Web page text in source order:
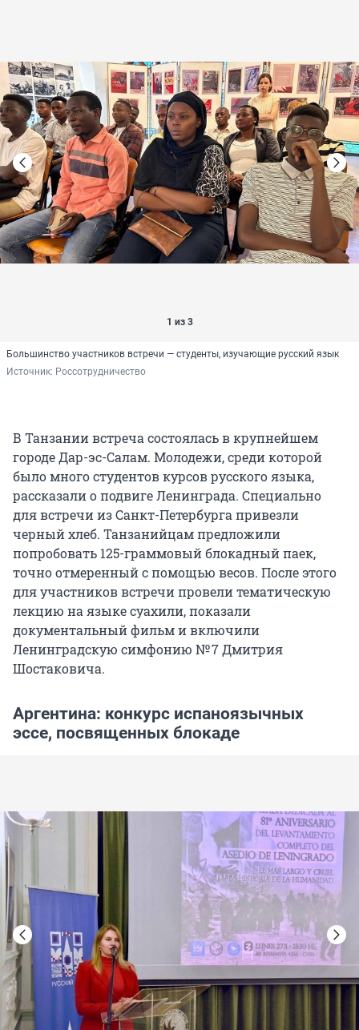
1 из 3
Большинство участников встречи — студенты, изучающие русский язык
Источник: Россотрудничество
В Танзании встреча состоялась в крупнейшем
городе Дар-эс-Салам. Молодежи, среди которой
было много студентов курсов русского языка,
рассказали о подвиге Ленинграда. Специально
для встречи из Санкт-Петербурга привезли
черный хлеб. Танзанийцам предложили
попробовать 125-граммовый блокадный паек,
точно отмеренный с помощью весов. После этого
для участников встречи провели тематическую
лекцию на языке суахили, показали
документальный фильм и включили
Ленинградскую симфонию № 7 Дмитрия
Шостаковича.
Аргентина: конкурс испаноязычных
эссе, посвященных блокаде